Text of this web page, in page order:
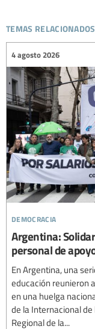
temas relacionados
democracia
4 agosto 2026
Argentina:
personal de
En Argentina, una
educación reunieron
en una huelga
de la Internacional de
Regional de la...